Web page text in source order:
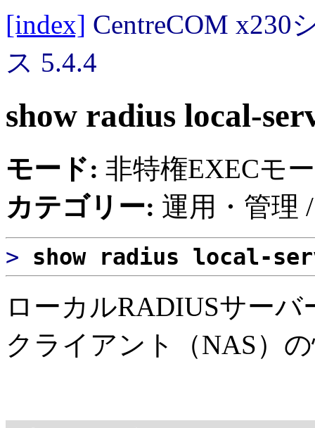
[index] CentreCOM x230
ス 5.4.4
show radius local-
モード: 非特権EXECモ
カテゴリー: 運用・管理
> show radius local-
ローカルRADIUSサー
クライアント（NAS）